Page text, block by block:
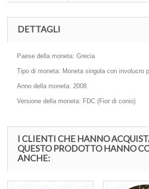
DETTAGLI
Paese della moneta: Grecia
Tipo di moneta: Moneta singola con involucro
Anno della moneta: 2008
Versione della moneta: FDC (Fior di conio)
I CLIENTI CHE HANNO
QUESTO PRODOTTO HANNO
ANCHE: